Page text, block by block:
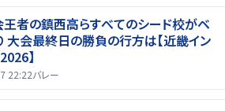
者の鎮西高らすべてのシード校がベ
大会最終日の勝負の行方は【近畿イン
】
22:22バレー